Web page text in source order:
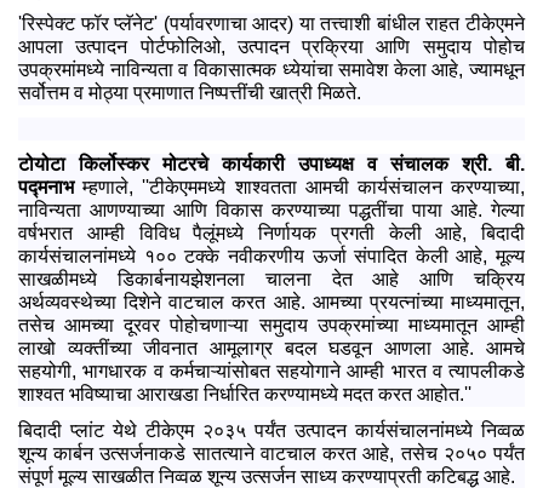
'रिस्‍पेक्‍ट फॉर प्‍लॅनेट' (पर्यावरणाचा आदर) या तत्त्वाशी बांधील राहत टीकेएमने
आपला उत्‍पादन पोर्टफोलिओ, उत्‍पादन प्रक्रिया आणि समुदाय पोहोच
उपक्रमांमध्‍ये नाविन्‍यता व विकासात्‍मक ध्‍येयांचा समावेश केला आहे, ज्‍यामधून
सर्वोत्तम व मोठ्या प्रमाणात निष्‍पत्तींची खात्री मिळते.
टोयोटा किर्लोस्‍कर मोटरचे कार्यकारी उपाध्‍यक्ष व संचालक श्री. बी.
पद्मनाभम्‍हणाले, ''टीकेएममध्‍ये शाश्वतता आमची कार्यसंचालन करण्‍याच्‍या,
नाविन्‍यता आणण्‍याच्‍या आणि विकास करण्‍याच्‍या पद्धतींचा पाया आहे. गेल्‍या
वर्षभरात आम्‍ही विविध पैलूंमध्‍ये निर्णायक प्रगती केली आहे, बिदादी
कार्यसंचालनांमध्‍ये १०० टक्‍के नवीकरणीय ऊर्जा संपादित केली आहे, मूल्‍य
साखळीमध्‍ये डिकार्बनायझेशनला चालना देत आहे आणि चक्रिय
अर्थव्‍यवस्‍थेच्‍या दिशेने वाटचाल करत आहे. आमच्‍या प्रयत्‍नांच्‍या माध्‍यमातून,
तसेच आमच्‍या दूरवर पोहोचणाऱ्या समुदाय उपक्रमांच्‍या माध्‍यमातून आम्‍ही
लाखो व्‍यक्‍तींच्‍या जीवनात आमूलाग्र बदल घडवून आणला आहे. आमचे
सहयोगी, भागधारक व कर्मचाऱ्यांसोबत सहयोगाने आम्‍ही भारत व त्‍यापलीकडे
शाश्वत भविष्‍याचा आराखडा निर्धारित करण्‍यामध्‍ये मदत करत आहोत.''
बिदादी प्लांट येथे टीकेएम २०३५ पर्यंत उत्पादन कार्यसंचालनांमध्ये निव्वळ
शून्य कार्बन उत्सर्जनाकडे सातत्याने वाटचाल करत आहे, तसेच २०५० पर्यंत
संपूर्ण मूल्य साखळीत निव्वळ शून्य उत्सर्जन साध्य करण्‍याप्रती कटिबद्ध आहे.